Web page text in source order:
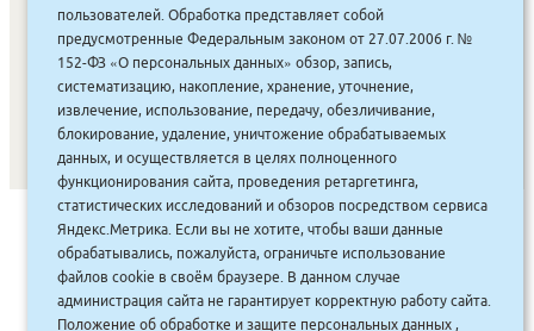
СОНУННАР|КОМПАНИЯ ТУҺУНАН| МАҔАҺЫЫННАР
АКЦИЯЛАР|ДИСКОНТНАЙ СИСТЕМА|ЮРИДИЧЕСКАЙ
ВАКАНСИЯЛАР
САЙТ СОЗДАН:ООО "ЭЙФОС" . ИНФОРМАЦИОННЫЕ
ТЕХНОЛОГИИ
пользователей. Обработка представляет собой
предусмотренные Федеральным законом от 27.07.2006 г. №
152-ФЗ «О персональных данных» обзор, запись,
систематизацию, накопление, хранение, уточнение,
извлечение, использование, передачу, обезличивание,
блокирование, удаление, уничтожение обрабатываемых
данных, и осуществляется в целях полноценного
функционирования сайта, проведения ретаргетинга,
статистических исследований и обзоров посредством сервиса
Яндекс.Метрика. Если вы не хотите, чтобы ваши данные
обрабатывались, пожалуйста, ограничьте использование
файлов cookie в своём браузере. В данном случае
администрация сайта не гарантирует корректную работу сайта.
Положение об обработке и защите персональных данных ,